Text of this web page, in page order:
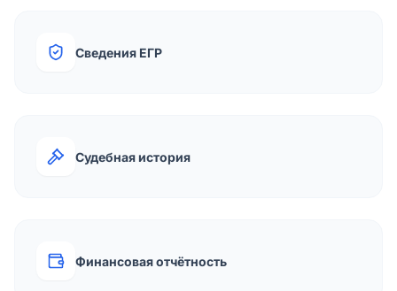
Сведения ЕГР
Судебная история
Финансовая отчётность